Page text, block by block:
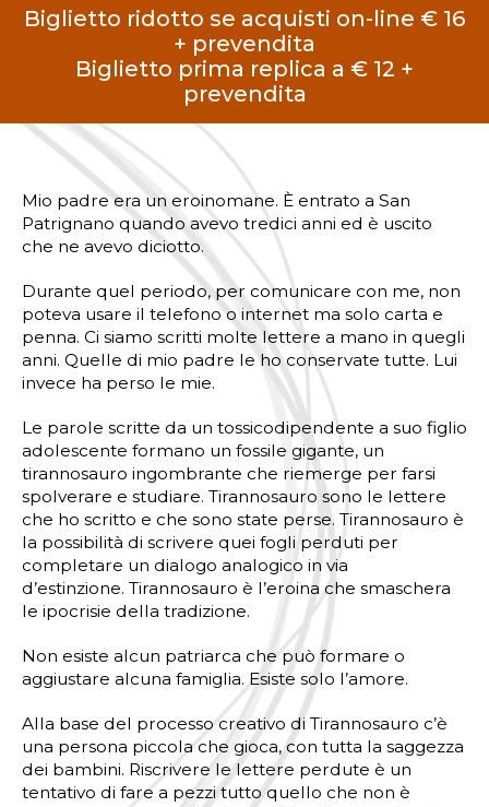
Biglietto ridotto se acquisti on-line € 16
+ prevendita
Biglietto prima replica a € 12 +
prevendita
Mio padre era un eroinomane. È entrato a San
Patrignano quando avevo tredici anni ed è uscito
che ne avevo diciotto.
Durante quel periodo, per comunicare con me, non
poteva usare il telefono o internet ma solo carta e
penna. Ci siamo scritti molte lettere a mano in quegli
anni. Quelle di mio padre le ho conservate tutte. Lui
invece ha perso le mie.
Le parole scritte da un tossicodipendente a suo figlio
adolescente formano un fossile gigante, un
tirannosauro ingombrante che riemerge per farsi
spolverare e studiare. Tirannosauro sono le lettere
che ho scritto e che sono state perse. Tirannosauro è
la possibilità di scrivere quei fogli perduti per
completare un dialogo analogico in via
d’estinzione. Tirannosauro è l’eroina che smaschera
le ipocrisie della tradizione.
Non esiste alcun patriarca che può formare o
aggiustare alcuna famiglia. Esiste solo l’amore.
Alla base del processo creativo di Tirannosauro c’è
una persona piccola che gioca, con tutta la saggezza
dei bambini. Riscrivere le lettere perdute è un
tentativo di fare a pezzi tutto quello che non è